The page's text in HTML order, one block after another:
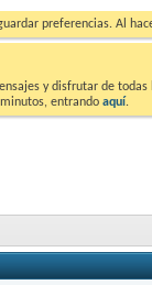
preferencias. Al
y disfrutar de
entrando aquí.